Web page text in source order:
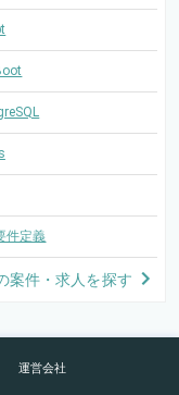
件定義
案件・求人を探す
運営会社